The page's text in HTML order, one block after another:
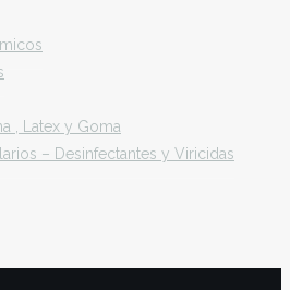
, Latex y Goma
– Desinfectantes y Viricidas